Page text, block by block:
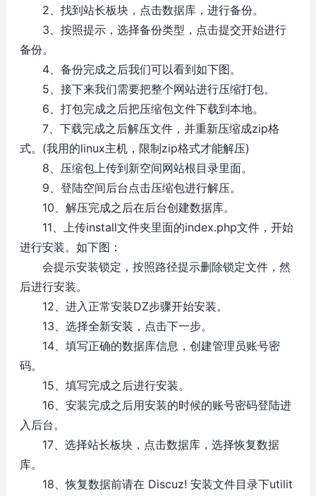
2、找到站长板块，点击数据库，进行备份。
3、按照提示，选择备份类型，点击提交开始进行
备份。
4、备份完成之后我们可以看到如下图。
5、接下来我们需要把整个网站进行压缩打包。
6、打包完成之后把压缩包文件下载到本地。
7、下载完成之后解压文件，并重新压缩成zip格
式。(我用的linux主机，限制zip格式才能解压)
8、压缩包上传到新空间网站根目录里面。
9、登陆空间后台点击压缩包进行解压。
10、解压完成之后在后台创建数据库。
11、上传install文件夹里面的index.php文件，开始
进行安装。如下图：
会提示安装锁定，按照路径提示删除锁定文件，然
后进行安装。
12、进入正常安装DZ步骤开始安装。
13、选择全新安装，点击下一步。
14、填写正确的数据库信息，创建管理员账号密
码。
15、填写完成之后进行安装。
16、安装完成之后用安装的时候的账号密码登陆进
入后台。
17、选择站长板块，点击数据库，选择恢复数据
库。
18、恢复数据前请在 Discuz! 安装文件目录下utilit